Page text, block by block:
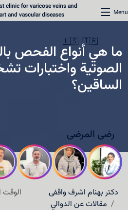
Menu
clinic for varicose veins and
and vascular diseases
🇮🇷
🇺🇸
الرئيسية
عيادة القلب
المحتوى الطبي
طرق الاتصال
حجز موعد
ما هي أنواع الفحص
الصوتية واختبارات
الساقين؟
رضی المرضى
الوقت
دکتر بهنام اشرف واقفی
مقالات عن الدوالي